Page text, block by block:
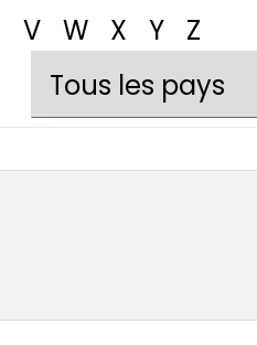
V W X Y Z